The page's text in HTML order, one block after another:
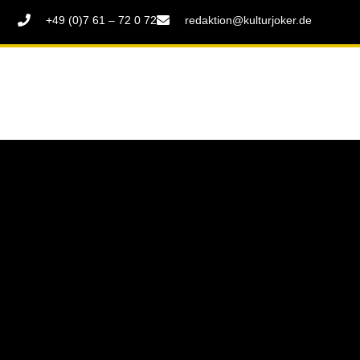
+49 (0)7 61 – 72 0 72 redaktion@kulturjoker.de